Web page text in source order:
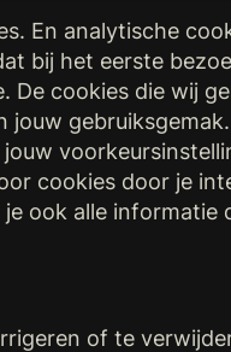
En analytische
bij het eerste
cookies die wij
cookies door je
ook alle informatie
of te